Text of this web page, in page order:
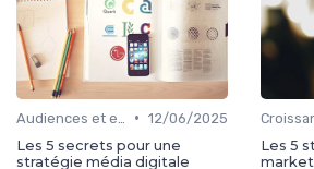
• 12/06/2025
Les 5 secrets pour une
stratégie média digitale
Les 5